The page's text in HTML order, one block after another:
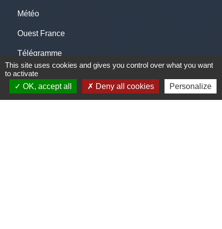
Météo
Ouest France
Télégramme
Jumelage
This site uses cookies and gives you control over what you want
to activate
OK, accept all
Deny all cookies Personalize